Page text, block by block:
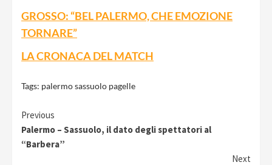
GROSSO: “BEL PALERMO, CHE EMOZIONE
TORNARE”
LA CRONACA DEL MATCH
Tags: palermo sassuolo pagelle
Continue
Reading
Previous
Palermo – Sassuolo, il dato degli spettatori al
“Barbera”
Next